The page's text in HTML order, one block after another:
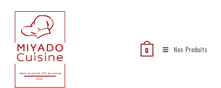
0 Nos Produits